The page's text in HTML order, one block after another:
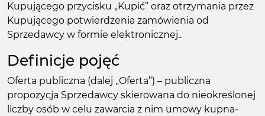
Kupującego przycisku „Kupić” oraz otrzymania przez
Kupującego potwierdzenia zamówienia od
Sprzedawcy w formie elektronicznej..
Definicje pojęć
Oferta publiczna (dalej „Oferta”) – publiczna
propozycja Sprzedawcy skierowana do nieokreślonej
liczby osób w celu zawarcia z nim umowy kupna-